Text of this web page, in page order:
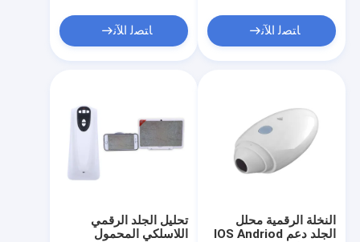
ﺎﺘﺼﻟ ﺍﻶﻧ ﺎﺘﺼﻟ ﺍﻶﻧ
تحليل الجلد الرقمي
اللاسلكي المحمول
النخلة الرقمية محلل
الجلد دعم IOS Andriod